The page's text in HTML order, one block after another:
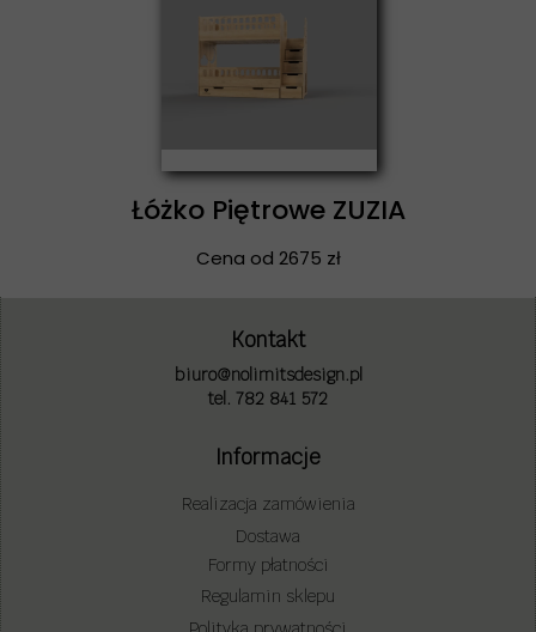
Łóżko Piętrowe ZUZIA
Cena od 2675 zł
Regulamin sklepu
Formy płatności
Dostawa
Realizacja zamówienia
tel. 782 841 572
biuro@nolimitsdesign.pl
Informacje
Kontakt